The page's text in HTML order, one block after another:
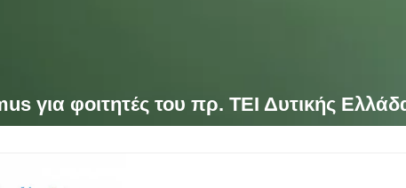
για φοιτητές του πρ. ΤΕΙ Δυτικής